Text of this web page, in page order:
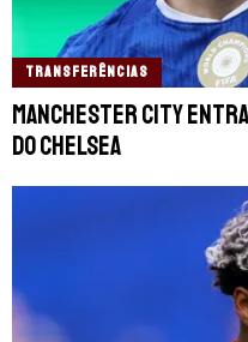
TRANSFERÊNCIAS
Manchester City
do Chelsea